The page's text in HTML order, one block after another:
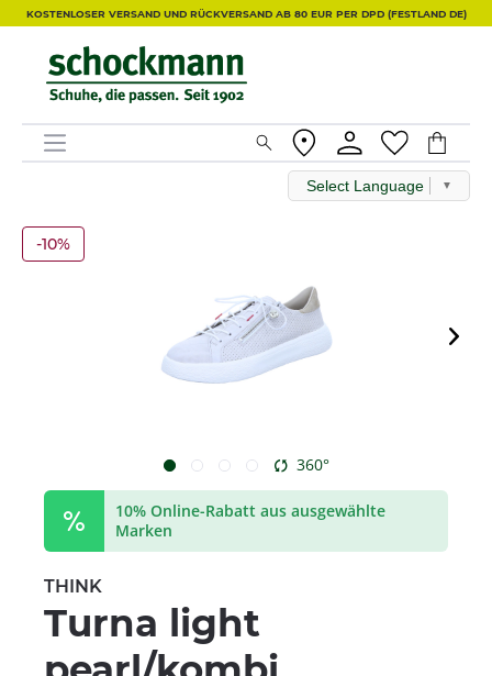
KOSTENLOSER VERSAND UND RÜCKVERSAND AB 80 EUR PER DPD (FESTLAND DE)
Select Language ▼
-10%
360°
10% Online-Rabatt aus ausgewählte
Marken
THINK
Turna light